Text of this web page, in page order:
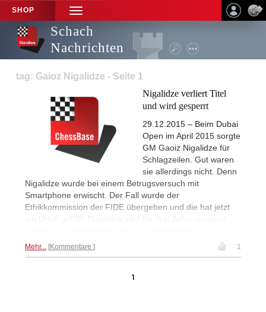
SHOP
TOGGLE
NAVIGATION
Schach
Nachrichten
tag: Gaioz Nigalidze - Seite 1
Nigalidze verliert Titel
und wird gesperrt
29.12.2015 – Beim Dubai
Open im April 2015 sorgte
GM Gaoiz Nigalidze für
Schlagzeilen. Gut waren
sie allerdings nicht. Denn
Nigalidze wurde bei einem Betrugsversuch mit
Smartphone erwischt. Der Fall wurde der
Ethikkommission der FIDE übergeben und die hat jetzt
ein Urteil gefällt: Nigalidze wird für drei Jahre gesperrt
Mehr... Kommentare 1
1